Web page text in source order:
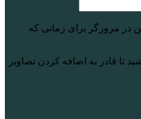
در مرورگر برای زمانی که
تا قادر به اضافه کردن تصاویر